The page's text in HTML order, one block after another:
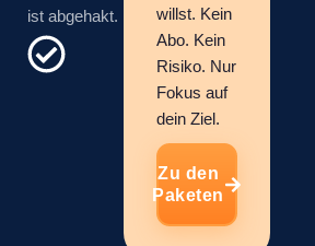
ist abgehakt.
willst. Kein
Abo. Kein
Risiko. Nur
Fokus auf
dein Ziel.
Zu den
Paketen